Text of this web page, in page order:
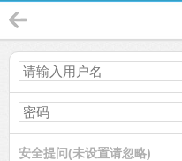
安全提问(未设置请忽略)